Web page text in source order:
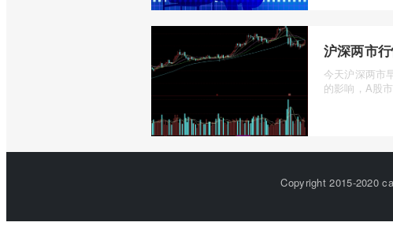
沪深两市
今天沪深两市
的影响，A股
Copyright 2015-2020